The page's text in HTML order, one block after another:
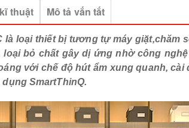
thuật Mô tả vắn tắt
là loại thiết bị tương tự máy giặt,chăm
bỏ chất gây dị ứng nhờ công
với chế độ hút ẩm xung quanh,
SmartThinQ.